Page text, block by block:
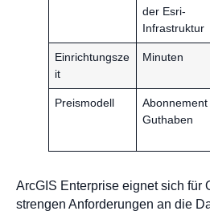
der Esri-
Infrastruktur
Einrichtungsze
it
Minuten
Preismodell
Abonnement
Guthaben
ArcGIS Enterprise eignet sich für
strengen Anforderungen an die